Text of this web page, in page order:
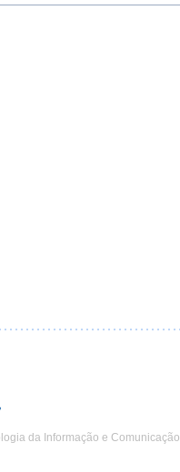
da Informação e Comunicação